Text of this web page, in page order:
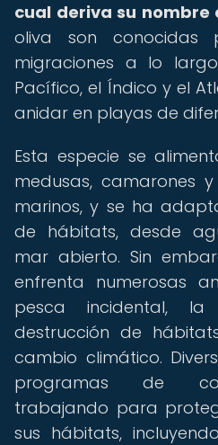
cual deriva su nombre
oliva son conocidas
migraciones a lo
Pacífico, el Índico y el
anidar en playas de
Esta especie se
medusas, camarones
marinos, y se ha
de hábitats, desde
mar abierto. Sin
enfrenta numerosas
pesca incidental, la
destrucción de
cambio climático.
programas de
trabajando para
sus hábitats,